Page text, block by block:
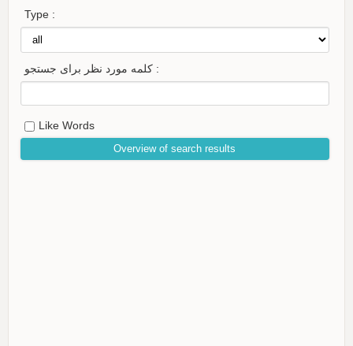
Type :
کلمه مورد نظر برای جستجو :
Like Words